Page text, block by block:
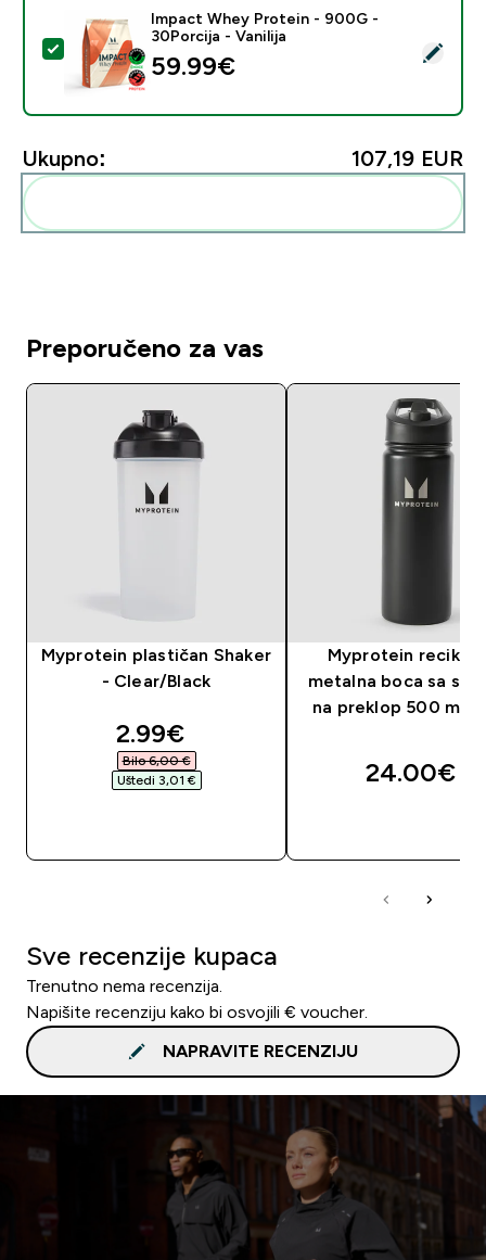
Odaberi ovaj proizvod - Impact Whey Protein - 900G
Impact Whey Protein - 900G -
30Porcija - Vanilija
59.99€‎
Ukupno: 107,19 EUR‎
Preporučeno za vas
Myprotein plastičan Shaker
- Clear/Black
discounted price
2.99€‎
Bilo 6,00 €‎
Uštedi 3,01 €‎
Myprotein
metalna boca sa
na preklop 500 ml –
24.00€‎
Sve recenzije kupaca
Trenutno nema recenzija.
Napišite recenziju kako bi osvojili € voucher.
NAPRAVITE RECENZIJU